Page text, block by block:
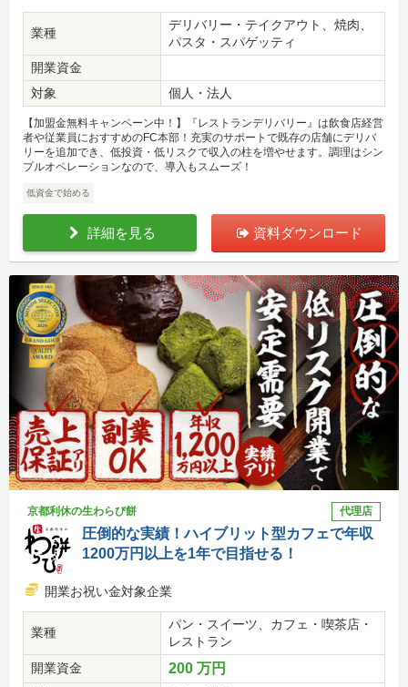
業種
デリバリー・テイクアウト、焼肉、
パスタ・スパゲッティ
開業資金
対象
個人・法人
【加盟金無料キャンペーン中！】『レストランデリバリー』は飲食店経営
者や従業員におすすめのFC本部！充実のサポートで既存の店舗にデリバ
リーを追加でき、低投資・低リスクで収入の柱を増やせます。調理はシン
プルオペレーションなので、導入もスムーズ！
低資金で始める
詳細を見る 資料ダウンロード
京都利休の生わらび餅 代理店
圧倒的な実績！ハイブリット型カフェで年収
1200万円以上を1年で目指せる！
開業お祝い金対象企業
業種
パン・スイーツ、カフェ・喫茶店・
レストラン
開業資金
200 万円